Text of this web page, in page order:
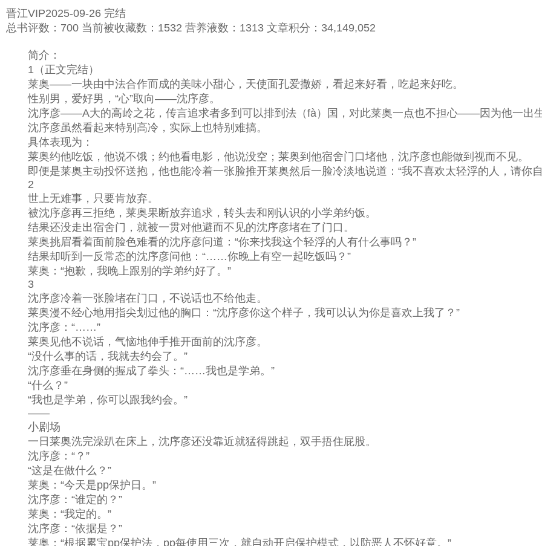
晋江VIP2025-09-26 完结
总书评数：700 当前被收藏数：1532 营养液数：1313 文章积分：34,149,052
简介：
1（正文完结）
莱奥——一块由中法合作而成的美味小甜心，天使面孔爱撒娇，看起来好看，吃起来好吃。
性别男，爱好男，“心”取向——沈序彦。
沈序彦——A大的高岭之花，传言追求者多到可以排到法（fà）国，对此莱奥一点也不担心——因为他一出生
沈序彦虽然看起来特别高冷，实际上也特别难搞。
具体表现为：
莱奥约他吃饭，他说不饿；约他看电影，他说没空；莱奥到他宿舍门口堵他，沈序彦也能做到视而不见。
即便是莱奥主动投怀送抱，他也能冷着一张脸推开莱奥然后一脸冷淡地说道：“我不喜欢太轻浮的人，请你
2
世上无难事，只要肯放弃。
被沈序彦再三拒绝，莱奥果断放弃追求，转头去和刚认识的小学弟约饭。
结果还没走出宿舍门，就被一贯对他避而不见的沈序彦堵在了门口。
莱奥挑眉看着面前脸色难看的沈序彦问道：“你来找我这个轻浮的人有什么事吗？”
结果却听到一反常态的沈序彦问他：“……你晚上有空一起吃饭吗？”
莱奥：“抱歉，我晚上跟别的学弟约好了。”
3
沈序彦冷着一张脸堵在门口，不说话也不给他走。
莱奥漫不经心地用指尖划过他的胸口：“沈序彦你这个样子，我可以认为你是喜欢上我了？”
沈序彦：“……”
莱奥见他不说话，气恼地伸手推开面前的沈序彦。
“没什么事的话，我就去约会了。”
沈序彦垂在身侧的握成了拳头：“……我也是学弟。”
“什么？”
“我也是学弟，你可以跟我约会。”
——
小剧场
一日莱奥洗完澡趴在床上，沈序彦还没靠近就猛得跳起，双手捂住屁股。
沈序彦：“？”
“这是在做什么？”
莱奥：“今天是pp保护日。”
沈序彦：“谁定的？”
莱奥：“我定的。”
沈序彦：“依据是？”
莱奥：“根据累宝pp保护法，pp每使用三次，就自动开启保护模式，以防恶人不怀好意。”